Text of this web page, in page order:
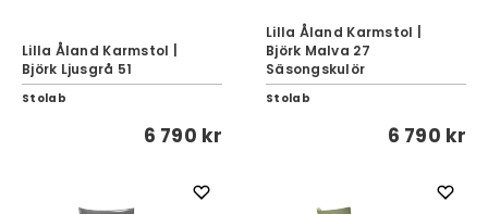
Lilla Åland Karmstol |
Björk Ljusgrå 51
Stolab
6 790 kr
Lilla Åland Karmstol |
Björk Malva 27
Säsongskulör
Stolab
6 790 kr